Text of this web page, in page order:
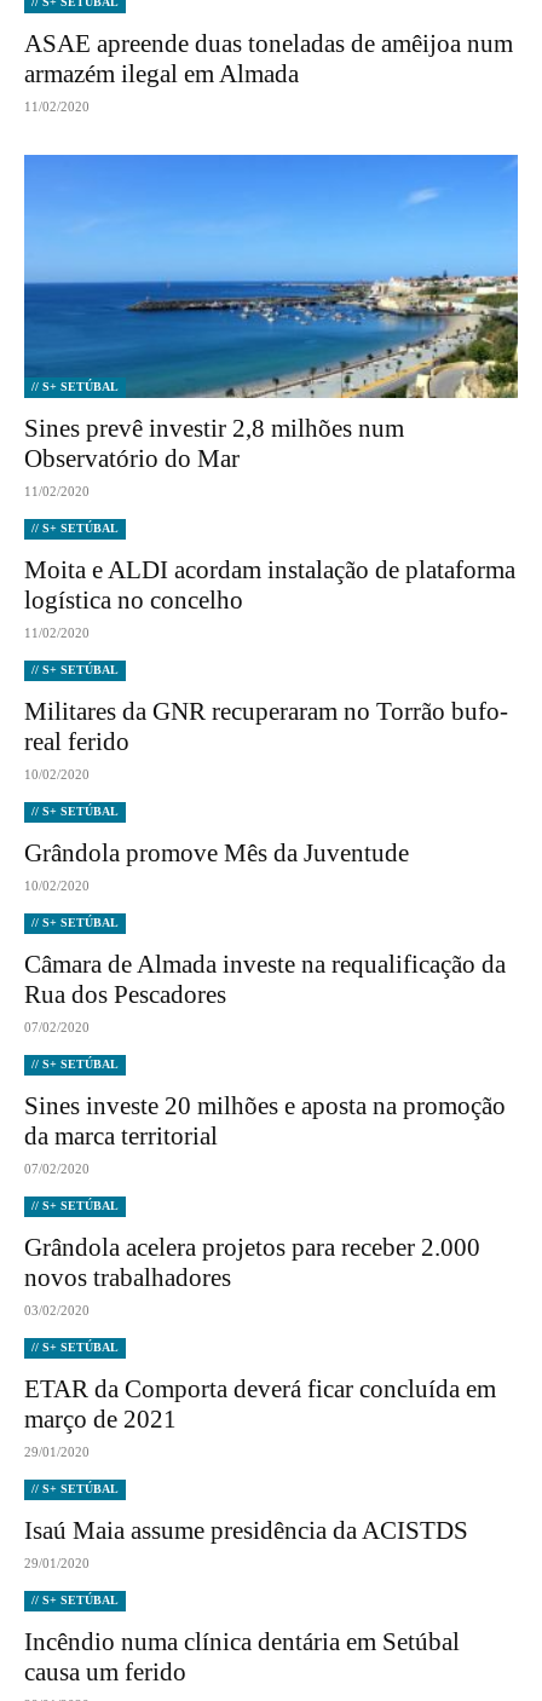
ASAE apreende duas toneladas de amêijoa num
armazém ilegal em Almada
11/02/2020
// S+ SETÚBAL
Sines prevê investir 2,8 milhões num
Observatório do Mar
11/02/2020
// S+ SETÚBAL
Moita e ALDI acordam instalação de plataforma
logística no concelho
11/02/2020
// S+ SETÚBAL
Militares da GNR recuperaram no Torrão bufo-
real ferido
10/02/2020
// S+ SETÚBAL
Grândola promove Mês da Juventude
10/02/2020
// S+ SETÚBAL
Câmara de Almada investe na requalificação da
Rua dos Pescadores
07/02/2020
// S+ SETÚBAL
Sines investe 20 milhões e aposta na promoção
da marca territorial
07/02/2020
// S+ SETÚBAL
Grândola acelera projetos para receber 2.000
novos trabalhadores
03/02/2020
// S+ SETÚBAL
ETAR da Comporta deverá ficar concluída em
março de 2021
29/01/2020
// S+ SETÚBAL
Isaú Maia assume presidência da ACISTDS
29/01/2020
// S+ SETÚBAL
Incêndio numa clínica dentária em Setúbal
causa um ferido